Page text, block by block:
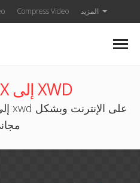
Compress Video المزيد
محول CCX إلى XWD